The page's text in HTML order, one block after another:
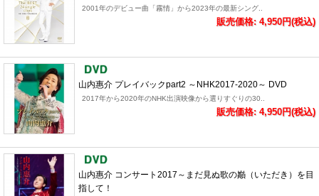
2001年のデビュー曲「霧情」から2023年の最新シング..
販売価格: 4,950円(税込)
山内惠介 プレイバックpart2 ～NHK2017-2020～ DVD
2017年から2020年のNHK出演映像から選りすぐりの30..
販売価格: 4,950円(税込)
山内惠介 コンサート2017～まだ見ぬ歌の巓（いただき）を目
指して！